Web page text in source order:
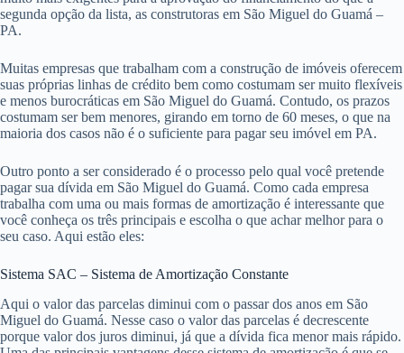
Para começar, quando se fala em crédito imobiliário assim como
Afinal de contas, eles são os principais financiadores do marcado em
São Miguel do Guamá.
Os bancos em São Miguel do Guamá oferecem diversas facilidades
para a obtenção da casa própria como o uso do FGTS, prazos maiores
No entanto, os prazos maiores também aumentam os juros da aquisição
em São Miguel do Guamá. E, além disso, eles também costumam ser
muito mais exigentes para a aprovação do financiamento do que a
segunda opção da lista, as construtoras em São Miguel do Guamá –
suas próprias linhas de crédito bem como costumam ser muito flexíveis
e menos burocráticas em São Miguel do Guamá. Contudo, os prazos
costumam ser bem menores, girando em torno de 60 meses, o que na